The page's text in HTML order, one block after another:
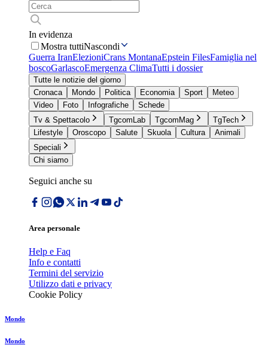
In evidenza
Mostra tuttiNascondi
Guerra IranElezioniCrans MontanaEpstein FilesFamiglia nel
boscoGarlascoEmergenza ClimaTutti i dossier
Tutte le notizie del giorno
Cronaca
Mondo Politica Economia Sport
Meteo
Video
Foto Infografiche
Schede
Tv & Spettacolo
TgcomLab TgcomMag
TgTech
Lifestyle
Oroscopo Salute Skuola Cultura
Animali
Speciali
Chi siamo
Seguici anche su
Area personale
Help e Faq
Info e contatti
Termini del servizio
Utilizzo dati e privacy
Cookie Policy
Mondo
Mondo